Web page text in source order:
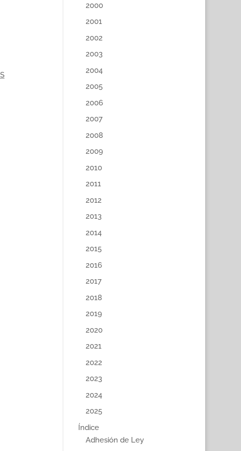
2000
2001
2002
2003
2004
2005
2006
2007
2008
2009
2010
2011
2012
2013
2014
2015
2016
2017
2018
2019
2020
2021
2022
2023
2024
2025
Índice
Adhesión de Ley